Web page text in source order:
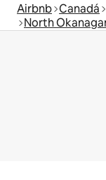
Airbnb Canadá
North